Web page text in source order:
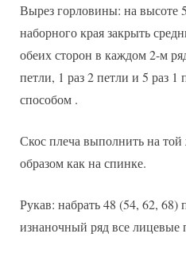
Вырез горловины: на высоте
наборного края закрыть
обеих сторон в каждом 2-м
петли, 1 раз 2 петли и 5 раз
способом .
Скос плеча выполнить на
образом как на спинке.
Рукав: набрать 48 (54, 62, 68)
изнаночный ряд все лицевые